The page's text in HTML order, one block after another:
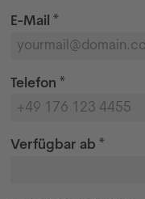
E-Mail *
Telefon *
Verfügbar ab *